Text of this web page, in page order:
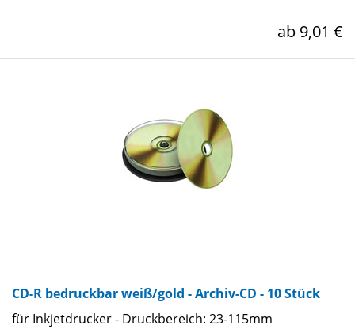
ab 9,01 €
CD-R bedruckbar weiß/gold - Archiv-CD - 10 Stück
für Inkjetdrucker - Druckbereich: 23-115mm